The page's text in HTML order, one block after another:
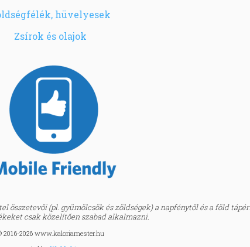
hüvelyesek
Zsírok és olajok
összetevői (pl. gyümölcsök és zöldségek) a napfénytől és a föld
csak közelítően szabad alkalmazni.
2016-2026 www.kaloriamester.hu